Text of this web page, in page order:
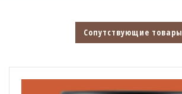
Сопутствующие товары